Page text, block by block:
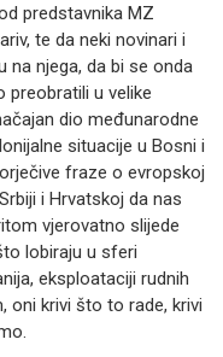
predstavnika MZ
te da neki novinari i
na njega, da bi se onda
preobratili u velike
dio međunarodne
situacije u Bosni i
fraze o evropskoj
i Hrvatskoj da nas
vjerovatno slijede
lobiraju u sferi
eksploataciji rudnih
oni krivi što to rade, krivi